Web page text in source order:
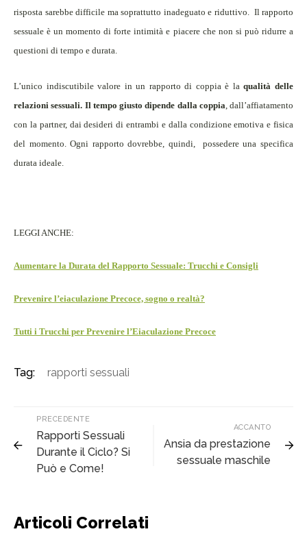
risposta sarebbe difficile ma soprattutto inadeguato e riduttivo. Il rapporto
sessuale è un momento di forte intimità e piacere che non si può ridurre a
questioni di tempo e durata.
L’unico indiscutibile valore in un rapporto di coppia è laqualità delle
relazioni sessuali. Il tempo giusto dipende dalla coppia, dall’affiatamento
con la partner, dai desideri di entrambi e dalla condizione emotiva e fisica
del momento. Ogni rapporto dovrebbe, quindi,
possedere una specifica
durata ideale.
LEGGI ANCHE:
Aumentare la Durata del Rapporto Sessuale: Trucchi e Consigli
Prevenire l’eiaculazione Precoce, sogno o realtà?
Tutti i Trucchi per Prevenire l’Eiaculazione Precoce
Tag: rapporti sessuali
PRECEDENTE
Rapporti Sessuali
Durante il Ciclo? Si
Può e Come!
ACCANTO
Ansia da prestazione
sessuale maschile
Articoli Correlati